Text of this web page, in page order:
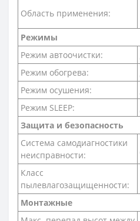
Область применения:
Режимы
Режим автоочистки:
Режим обогрева:
Режим осушения:
Режим SLEEP:
Защита и безопасность
Система самодиагностики
неисправности:
Класс
пылевлагозащищенности:
Монтажные